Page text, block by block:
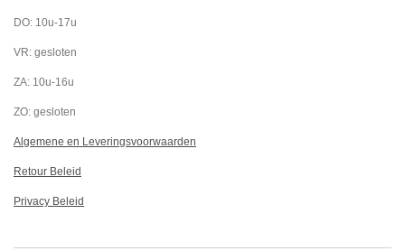
DO: 10u-17u
VR: gesloten
ZA: 10u-16u
ZO: gesloten
Algemene en Leveringsvoorwaarden
Retour Beleid
Privacy Beleid